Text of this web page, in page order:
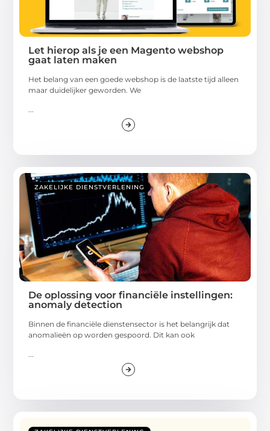
Let hierop als je een Magento webshop
gaat laten maken
Het belang van een goede webshop is de laatste tijd alleen
maar duidelijker geworden. We
ZAKELIJKE DIENSTVERLENING
De oplossing voor financiële instellingen:
anomaly detection
Binnen de financiële dienstensector is het belangrijk dat
anomalieën op worden gespoord. Dit kan ook
...